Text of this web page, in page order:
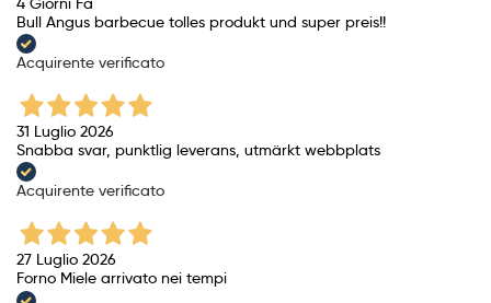
Bull Angus barbecue tolles produkt und super preis!!
Acquirente verificato
31 Luglio 2026
Snabba svar, punktlig leverans, utmärkt webbplats
Acquirente verificato
27 Luglio 2026
Forno Miele arrivato nei tempi